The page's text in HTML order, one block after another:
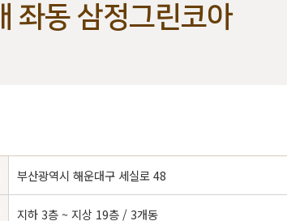
좌동 삼정그린코아
부산광역시 해운대구 세실로 48
지하 3층 ~ 지상 19층 / 3개동